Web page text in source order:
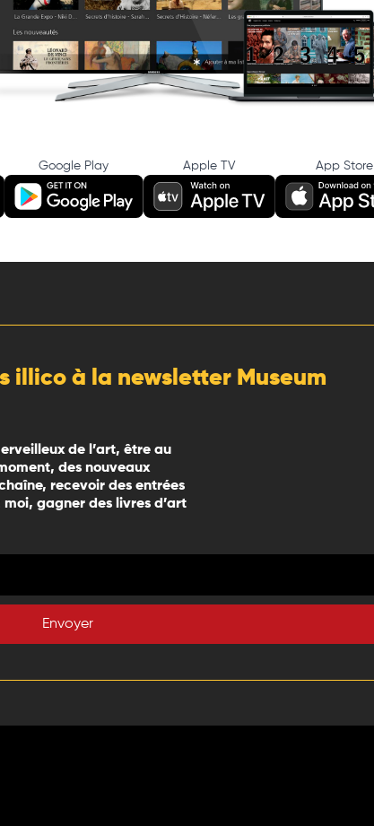
Google Play Apple TV App Store
illico à la newsletter Museum
de l’art, être au
des nouveaux
recevoir des entrées
gagner des livres d’art
Envoyer